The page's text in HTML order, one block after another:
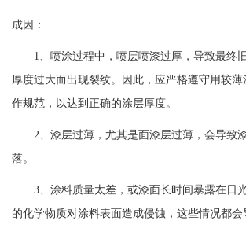
成因：
1、喷涂过程中，喷层喷漆过厚，导致最终
厚度过大而出现裂纹。因此，应严格遵守用较
作规范，以达到正确的涂层厚度。
2、漆层过薄，尤其是面漆层过薄，会导致
落。
3、涂料质量太差，或漆面长时间暴露在日
的化学物质对涂料表面造成侵蚀，这些情况都会